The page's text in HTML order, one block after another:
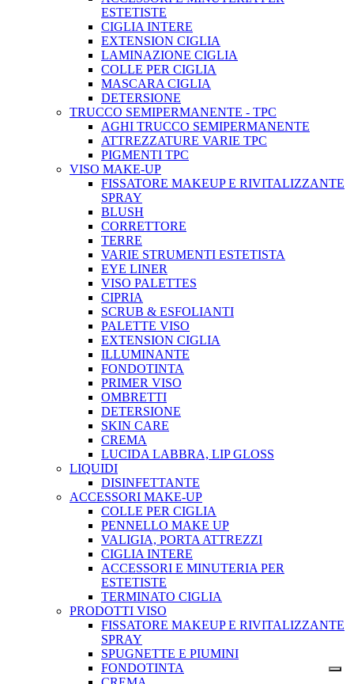
ESTETISTE
CIGLIA INTERE
EXTENSION CIGLIA
LAMINAZIONE CIGLIA
COLLE PER CIGLIA
MASCARA CIGLIA
DETERSIONE
TRUCCO SEMIPERMANENTE - TPC
AGHI TRUCCO SEMIPERMANENTE
ATTREZZATURE VARIE TPC
PIGMENTI TPC
VISO MAKE-UP
FISSATORE MAKEUP E RIVITALIZZANTE
SPRAY
BLUSH
CORRETTORE
TERRE
VARIE STRUMENTI ESTETISTA
EYE LINER
VISO PALETTES
CIPRIA
SCRUB & ESFOLIANTI
PALETTE VISO
EXTENSION CIGLIA
ILLUMINANTE
FONDOTINTA
PRIMER VISO
OMBRETTI
DETERSIONE
SKIN CARE
CREMA
LUCIDA LABBRA, LIP GLOSS
LIQUIDI
DISINFETTANTE
ACCESSORI MAKE-UP
COLLE PER CIGLIA
PENNELLO MAKE UP
VALIGIA, PORTA ATTREZZI
CIGLIA INTERE
ACCESSORI E MINUTERIA PER
ESTETISTE
TERMINATO CIGLIA
PRODOTTI VISO
FISSATORE MAKEUP E RIVITALIZZANTE
SPRAY
SPUGNETTE E PIUMINI
FONDOTINTA